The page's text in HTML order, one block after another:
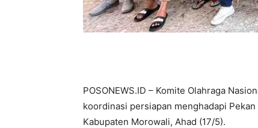
POSONEWS.ID – Komite Olahraga
koordinasi persiapan menghadapi
Kabupaten Morowali, Ahad (17/5).